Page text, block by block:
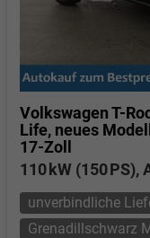
Volkswagen T-
Life, neues
17-Zoll
110 kW (150
unverbindliche
Grenadillschwarz